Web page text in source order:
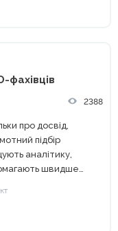
фахівців
2388
про досвід,
підбір
аналітику,
швидше